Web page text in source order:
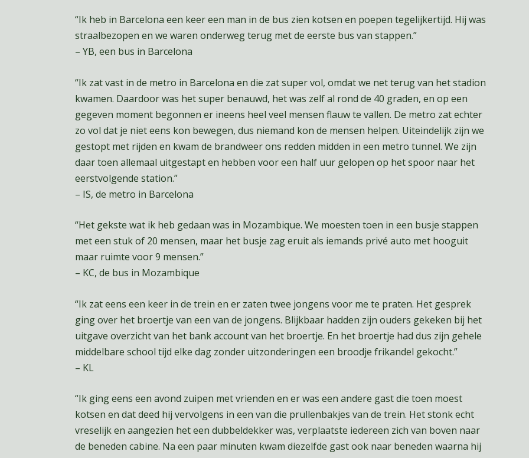
“Ik heb in Barcelona een keer een man in de bus zien kotsen en poepen tegelijkertijd. Hij was
straalbezopen en we waren onderweg terug met de eerste bus van stappen.”
– YB, een bus in Barcelona
“Ik zat vast in de metro in Barcelona en die zat super vol, omdat we net terug van het stadion
kwamen. Daardoor was het super benauwd, het was zelf al rond de 40 graden, en op een
gegeven moment begonnen er ineens heel veel mensen flauw te vallen. De metro zat echter
zo vol dat je niet eens kon bewegen, dus niemand kon de mensen helpen. Uiteindelijk zijn we
gestopt met rijden en kwam de brandweer ons redden midden in een metro tunnel. We zijn
daar toen allemaal uitgestapt en hebben voor een half uur gelopen op het spoor naar het
eerstvolgende station.”
– IS, de metro in Barcelona
“Het gekste wat ik heb gedaan was in Mozambique. We moesten toen in een busje stappen
met een stuk of 20 mensen, maar het busje zag eruit als iemands privé auto met hooguit
maar ruimte voor 9 mensen.”
– KC, de bus in Mozambique
“Ik zat eens een keer in de trein en er zaten twee jongens voor me te praten. Het gesprek
ging over het broertje van een van de jongens. Blijkbaar hadden zijn ouders gekeken bij het
uitgave overzicht van het bank account van het broertje. En het broertje had dus zijn gehele
middelbare school tijd elke dag zonder uitzonderingen een broodje frikandel gekocht.”
– KL
“Ik ging eens een avond zuipen met vrienden en er was een andere gast die toen moest
kotsen en dat deed hij vervolgens in een van die prullenbakjes van de trein. Het stonk echt
vreselijk en aangezien het een dubbeldekker was, verplaatste iedereen zich van boven naar
de beneden cabine. Na een paar minuten kwam diezelfde gast ook naar beneden waarna hij